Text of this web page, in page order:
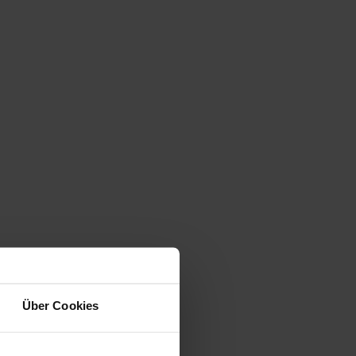
Über Cookies